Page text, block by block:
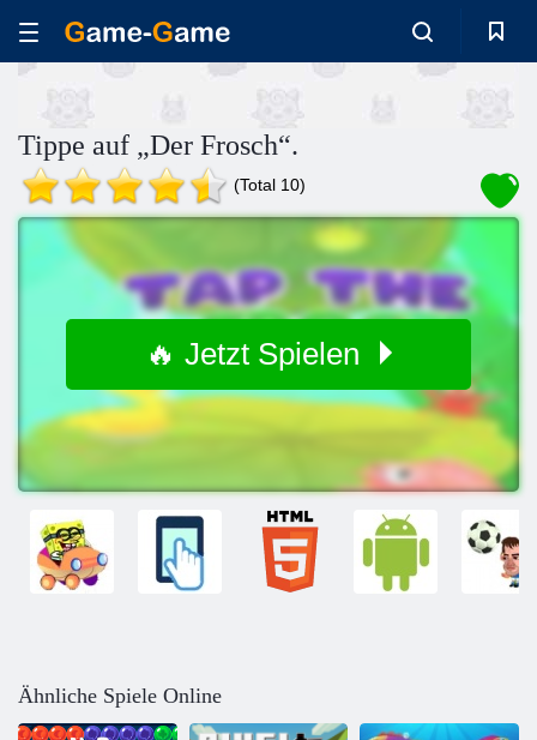
Tippe auf „Der Frosch“.
(Total 10)
🔥 Jetzt Spielen
Ähnliche Spiele Online